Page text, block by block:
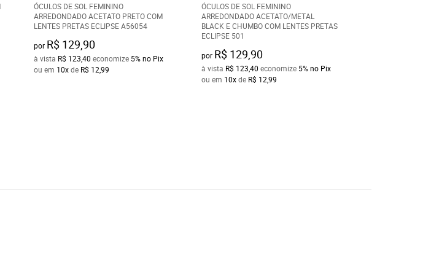
ÓCULOS DE SOL FEMININO
ARREDONDADO ACETATO PRETO COM
LENTES PRETAS ECLIPSE A56054
por R$ 129,90
à vista R$ 123,40 economize 5%no Pix
ou em 10xde R$ 12,99
ÓCULOS DE SOL FEMININO
ARREDONDADO ACETATO/METAL
BLACK E CHUMBO COM LENTES PRETAS
ECLIPSE 501
por R$ 129,90
à vista R$ 123,40 economize 5% no Pix
ou em 10xde R$ 12,99